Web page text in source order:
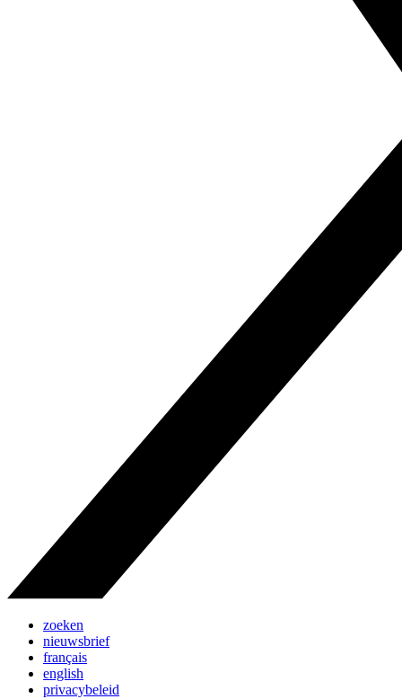
zoeken
nieuwsbrief
français
english
privacybeleid